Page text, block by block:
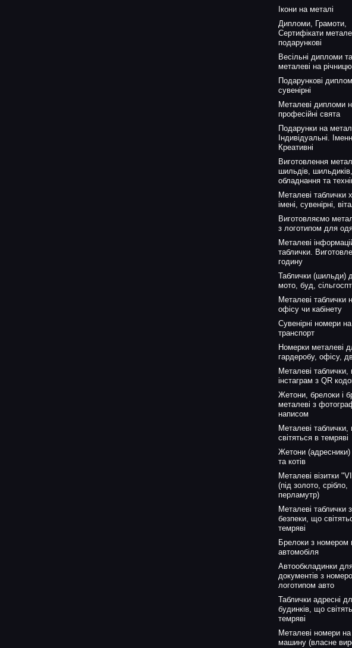
Ікони на металі
Дипломи, Грамоти,
Сертифікати
подарункові
Весільні дипломи
металеві на річницю
Подарункові
сувенірні
Металеві дипломи
професійні свята
Подарунки на
Індивідуальні.
Креативні
Виготовлення
шильдів,
обладнання та
Металеві таблички
імені, сувенірні,
Виготовляємо
з логотипом для
Металеві
таблички.
годину
Таблички (шильди)
мото, буд,
Металеві таблички
офісу чи кабінету
Сувенірні номери
транспорт
Номерки металеві
гардеробу, офісу,
Металеві таблички,
інстаграм з QR
Жетони, брелоки і
металеві з
написом
Металеві
світяться в темряві
Жетони
та котів
Металеві візитки
(під золото, срібло,
перламутр)
Металеві таблички
безпеки, що
темряві
Брелоки з номером
автомобіля
Автообкладинки
документів з
логотипом авто
Таблички адресні
будинків, що
темряві
Металеві номери на
машину (власне